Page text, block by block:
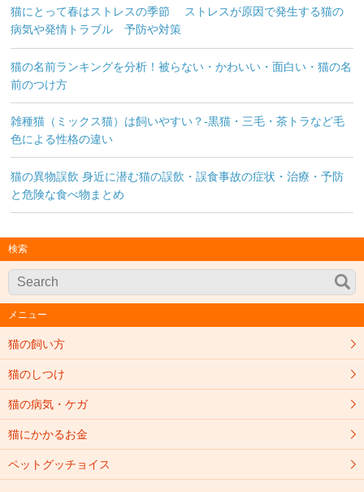
猫にとって春はストレスの季節 ストレスが原因で発生する猫の
病気や発情トラブル 予防や対策
猫の名前ランキングを分析！被らない・かわいい・面白い・猫の名
前のつけ方
雑種猫（ミックス猫）は飼いやすい？-黒猫・三毛・茶トラなど毛
色による性格の違い
猫の異物誤飲 身近に潜む猫の誤飲・誤食事故の症状・治療・予防
と危険な食べ物まとめ
検索
メニュー
猫の飼い方
猫のしつけ
猫の病気・ケガ
猫にかかるお金
ペットグッチョイス